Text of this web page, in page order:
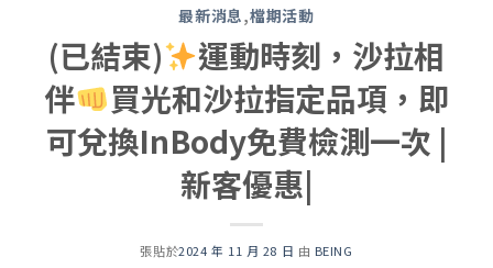
最新消息,檔期活動
(已結束)
運動時刻，沙拉相
伴
買光和沙拉指定品項，即
可兌換InBody免費檢測一次 |
新客優惠|
張貼於2024 年 11 月 28 日 由 BEING